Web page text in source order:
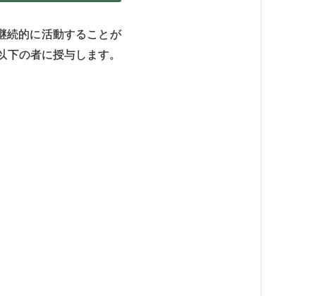
続的に活動することが
の者に授与します。